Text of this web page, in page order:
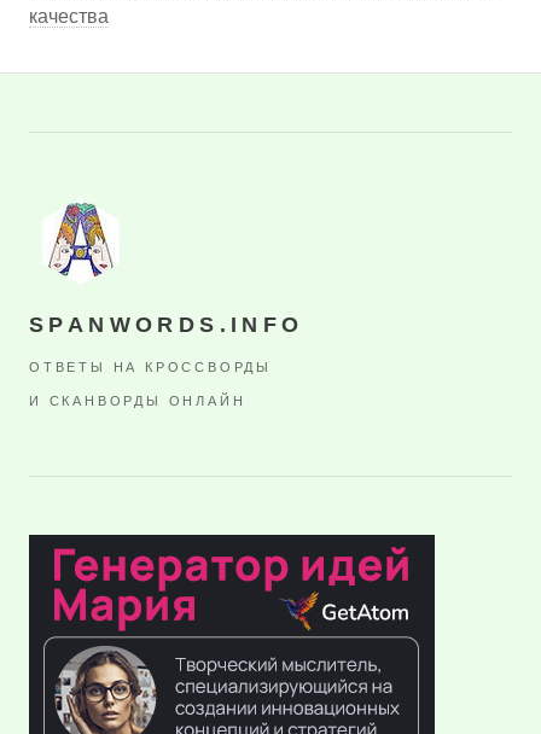
качества
SPANWORDS.INFO
ОТВЕТЫ НА КРОССВОРДЫ
И СКАНВОРДЫ ОНЛАЙН